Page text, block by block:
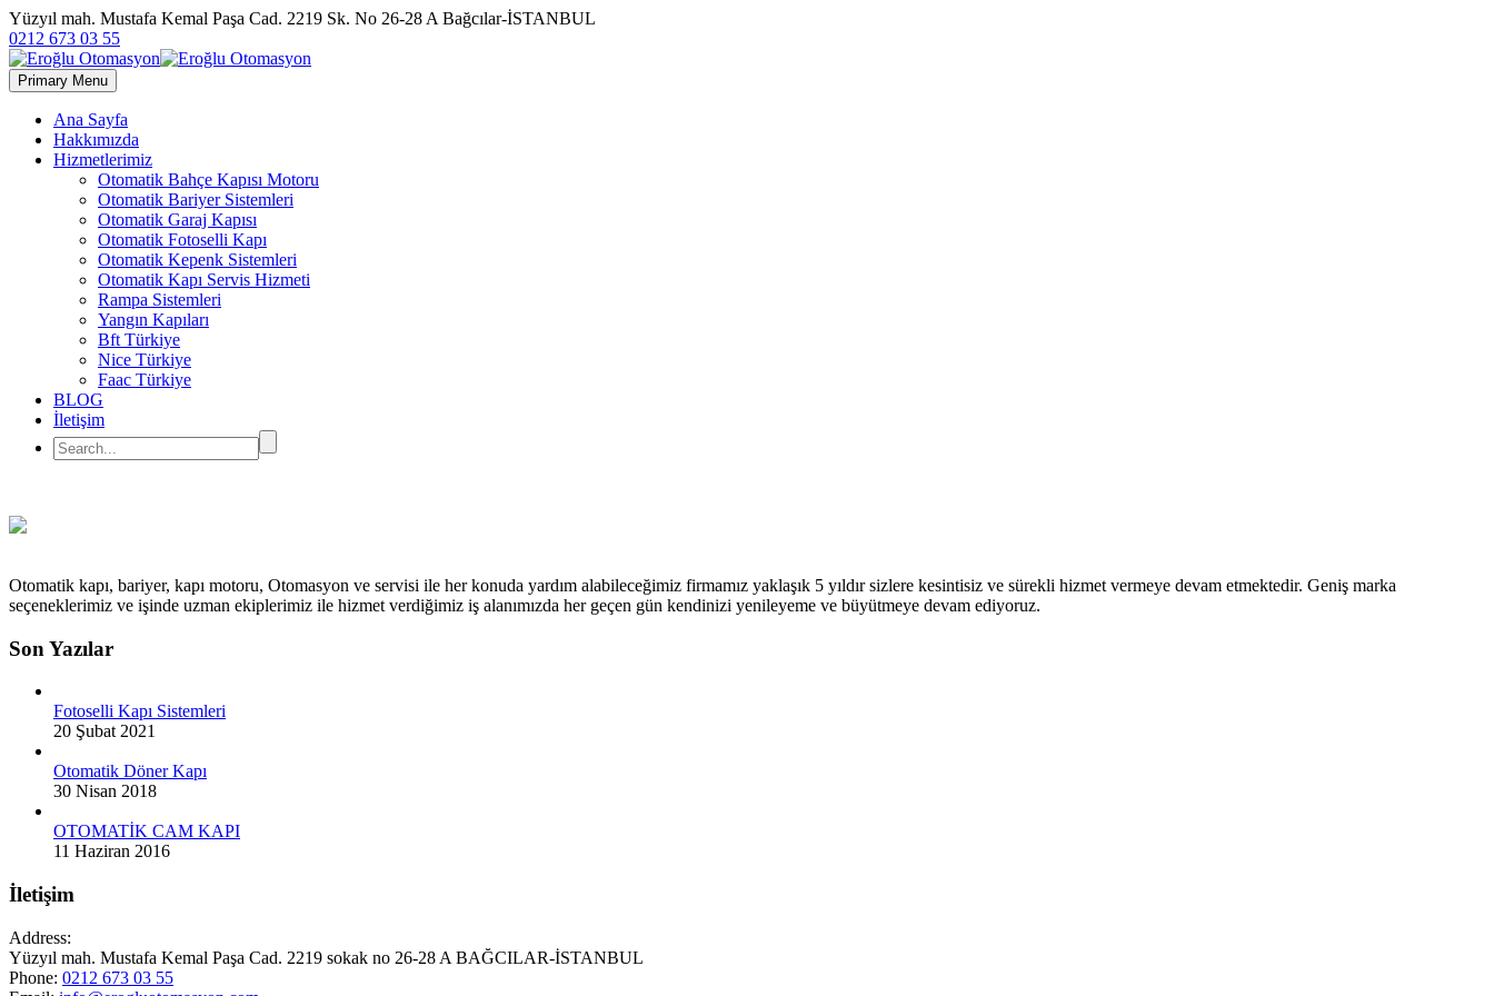
Yüzyıl mah. Mustafa Kemal Paşa Cad. 2219 Sk. No 26-28 A Bağcılar-İSTANBUL
0212 673 03 55
Primary Menu
Ana Sayfa
Hakkımızda
Hizmetlerimiz
Otomatik Bahçe Kapısı Motoru
Otomatik Bariyer Sistemleri
Otomatik Garaj Kapısı
Otomatik Fotoselli Kapı
Otomatik Kepenk Sistemleri
Otomatik Kapı Servis Hizmeti
Rampa Sistemleri
Yangın Kapıları
Bft Türkiye
Nice Türkiye
Faac Türkiye
BLOG
İletişim
Otomatik kapı, bariyer, kapı motoru, Otomasyon ve servisi ile her konuda yardım alabileceğimiz firmamız yaklaşık 5 yıldır sizlere kesintisiz ve sürekli hizmet vermeye devam etmektedir. Geniş marka
seçeneklerimiz ve işinde uzman ekiplerimiz ile hizmet verdiğimiz iş alanımızda her geçen gün kendinizi yenileyeme ve büyütmeye devam ediyoruz.
Son Yazılar
Fotoselli Kapı Sistemleri
20 Şubat 2021
Otomatik Döner Kapı
30 Nisan 2018
OTOMATİK CAM KAPI
11 Haziran 2016
İletişim
Address:
Yüzyıl mah. Mustafa Kemal Paşa Cad. 2219 sokak no 26-28 A BAĞCILAR-İSTANBUL
Phone: 0212 673 03 55